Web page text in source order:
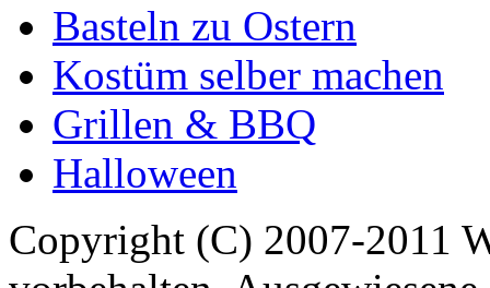
Basteln zu Ostern
Kostüm selber machen
Grillen & BBQ
Halloween
Copyright (C) 2007-2011